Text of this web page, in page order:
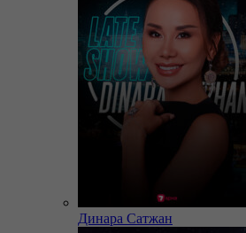
Динара Сатжан